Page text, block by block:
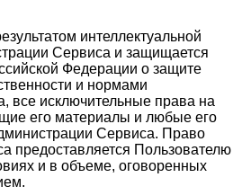
интеллектуальной
Сервиса и защищается
Федерации о защите
и нормами
все исключительные права на
его материалы и любые его
Сервиса. Право
предоставляется Пользователю
и в объеме, оговоренных